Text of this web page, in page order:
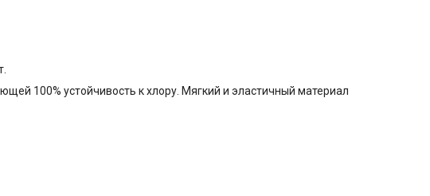
100% устойчивость к хлору. Мягкий и эластичный материал